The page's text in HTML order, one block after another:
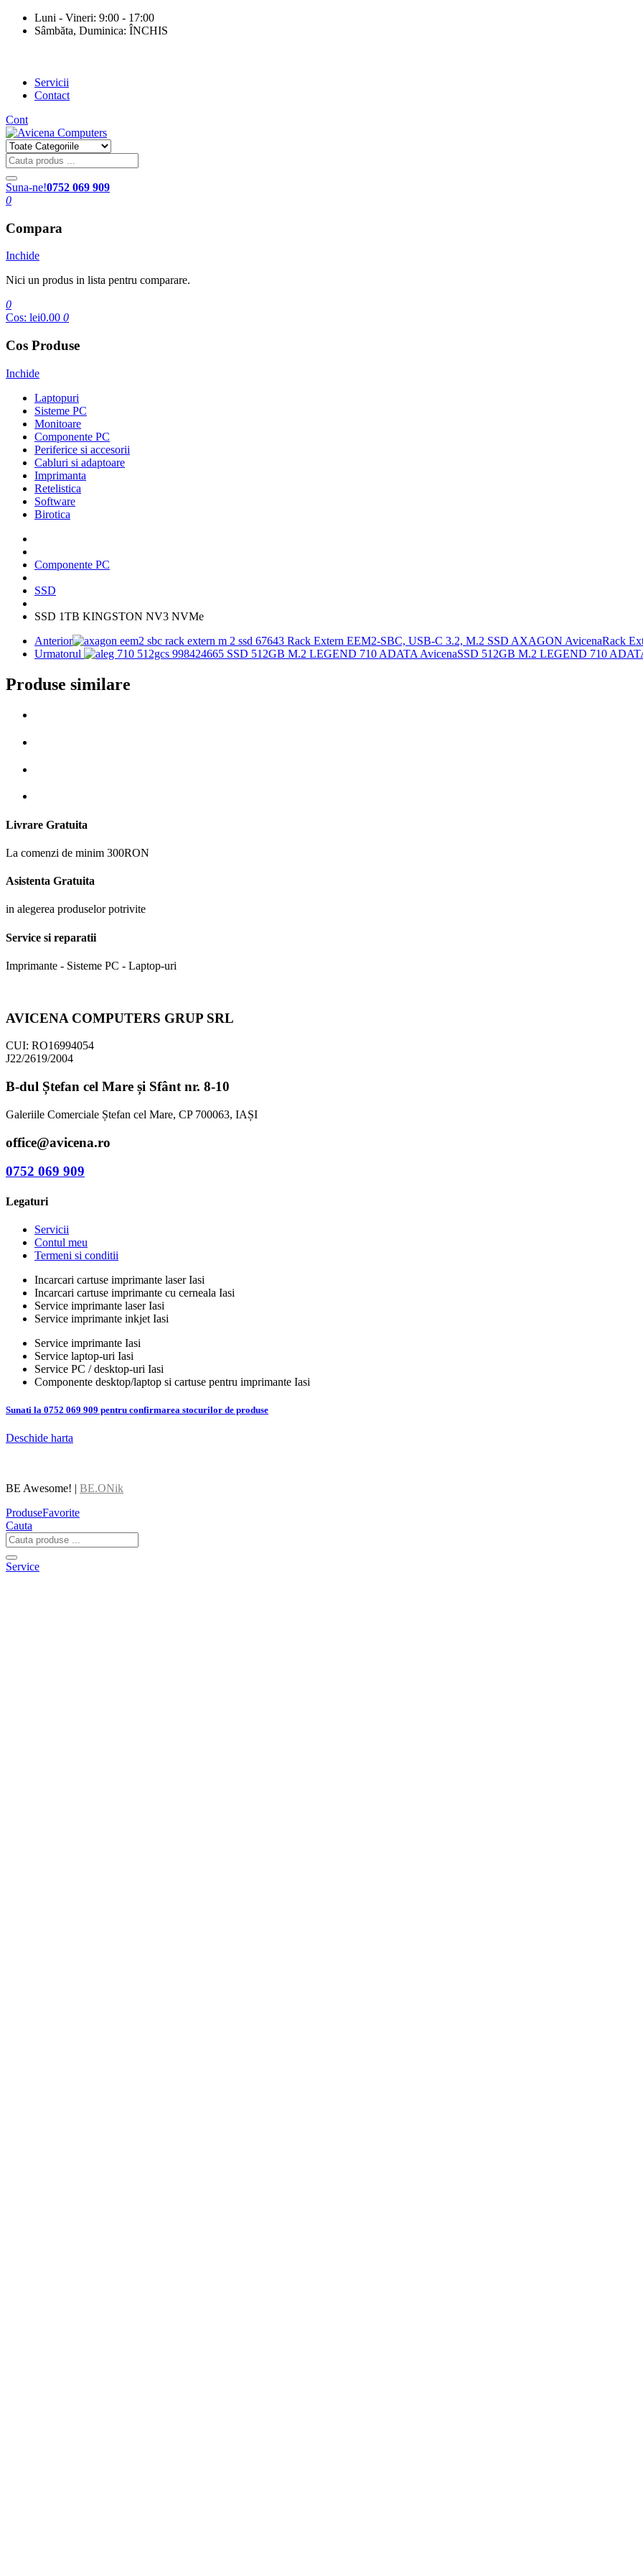
Luni - Vineri: 9:00 - 17:00
Sâmbăta, Duminica: ÎNCHIS
Servicii
Contact
Cont
Suna-ne!0752 069 909
0
Compara
Inchide
Nici un produs in lista pentru comparare.
0
Cos: lei0.00 0
Cos Produse
Inchide
Laptopuri
Sisteme PC
Monitoare
Componente PC
Periferice si accesorii
Cabluri si adaptoare
Imprimanta
Retelistica
Software
Birotica
Componente PC
SSD
SSD 1TB KINGSTON NV3 NVMe
Anterior
Rack
Urmatorul
SSD 512GB M.2 LEGEND 710
Produse similare
Livrare Gratuita
La comenzi de minim 300RON
Asistenta Gratuita
in alegerea produselor potrivite
Service si reparatii
Imprimante - Sisteme PC - Laptop-uri
AVICENA COMPUTERS GRUP SRL
CUI: RO16994054
J22/2619/2004
B-dul Ștefan cel Mare și Sfânt nr. 8-10
Galeriile Comerciale Ștefan cel Mare, CP 700063, IAȘI
office@avicena.ro
0752 069 909
Legaturi
Servicii
Contul meu
Termeni si conditii
Incarcari cartuse imprimante laser Iasi
Incarcari cartuse imprimante cu cerneala Iasi
Service imprimante laser Iasi
Service imprimante inkjet Iasi
Service imprimante Iasi
Service laptop-uri Iasi
Service PC / desktop-uri Iasi
Componente desktop/laptop si cartuse pentru imprimante Iasi
Sunati la 0752 069 909 pentru confirmarea stocurilor de produse
Deschide harta
BE Awesome! | BE.ONik
ProduseFavorite
Cauta
Service